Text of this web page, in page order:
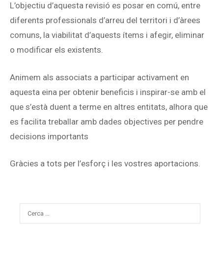
L’objectiu d’aquesta revisió es posar en comú, entre
diferents professionals d’arreu del territori i d’àrees
comuns, la viabilitat d’aquests ítems i afegir, eliminar
o modificar els existents.
Animem als associats a participar activament en
aquesta eina per obtenir beneficis i inspirar-se amb el
que s’està duent a terme en altres entitats, alhora que
es facilita treballar amb dades objectives per pendre
decisions importants
Gràcies a tots per l’esforç i les vostres aportacions.